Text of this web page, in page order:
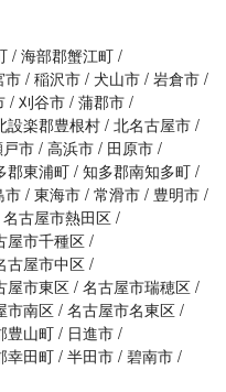
海部郡蟹江町
市 稲沢市 犬山市 岩倉市
刈谷市 蒲郡市
設楽郡豊根村 北名古屋市
市 高浜市
田原市
郡東浦町 知多郡南知多町
市 東海市 常滑市
豊明市
名古屋市熱田区
屋市千種区
古屋市中区
屋市東区 名古屋市瑞穂区
市南区 名古屋市名東区
豊山町
日進市
幸田町 半田市 碧南市